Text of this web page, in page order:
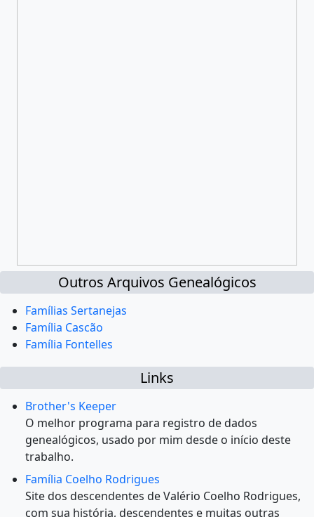
Outros Arquivos Genealógicos
Famílias Sertanejas
Família Cascão
Família Fontelles
Links
Brother's Keeper
O melhor programa para registro de dados
genealógicos, usado por mim desde o início deste
trabalho.
Família Coelho Rodrigues
Site dos descendentes de Valério Coelho Rodrigues,
com sua história, descendentes e muitas outras